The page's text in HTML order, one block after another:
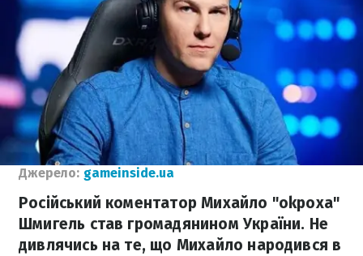
Джерело: gameinside.ua
Російський коментатор Михайло "okpoxа"
Шмигель став громадянином України. Не
дивлячись на те, що Михайло народився в